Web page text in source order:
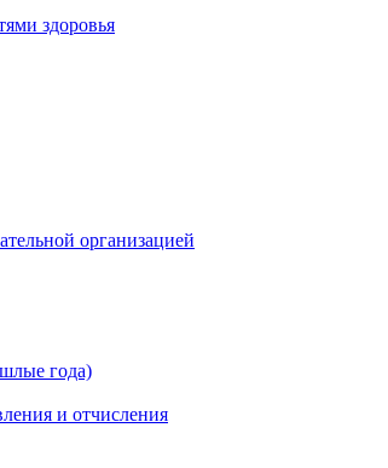
здоровья
организацией
года)
и отчисления